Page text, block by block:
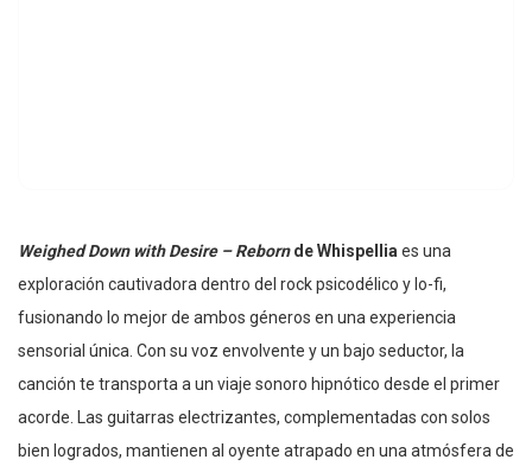
Weighed Down with Desire – Rebornde Whispellia es una
exploración cautivadora dentro del rock psicodélico y lo-fi,
fusionando lo mejor de ambos géneros en una experiencia
sensorial única. Con su voz envolvente y un bajo seductor, la
canción te transporta a un viaje sonoro hipnótico desde el primer
acorde. Las guitarras electrizantes, complementadas con solos
bien logrados, mantienen al oyente atrapado en una atmósfera de